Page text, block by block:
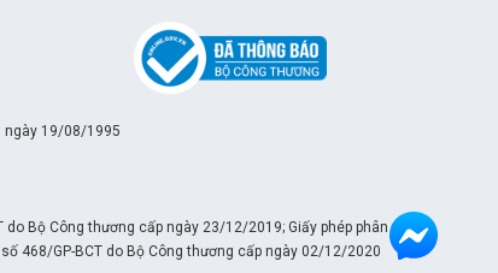
ngày 19/08/1995
Bộ Công thương cấp ngày 23/12/2019; Giấy phép phân phối
468/GP-BCT do Bộ Công thương cấp ngày 02/12/2020